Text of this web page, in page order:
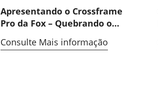
Apresentando o Crossframe
Pro da Fox – Quebrando o
Consulte Mais informação